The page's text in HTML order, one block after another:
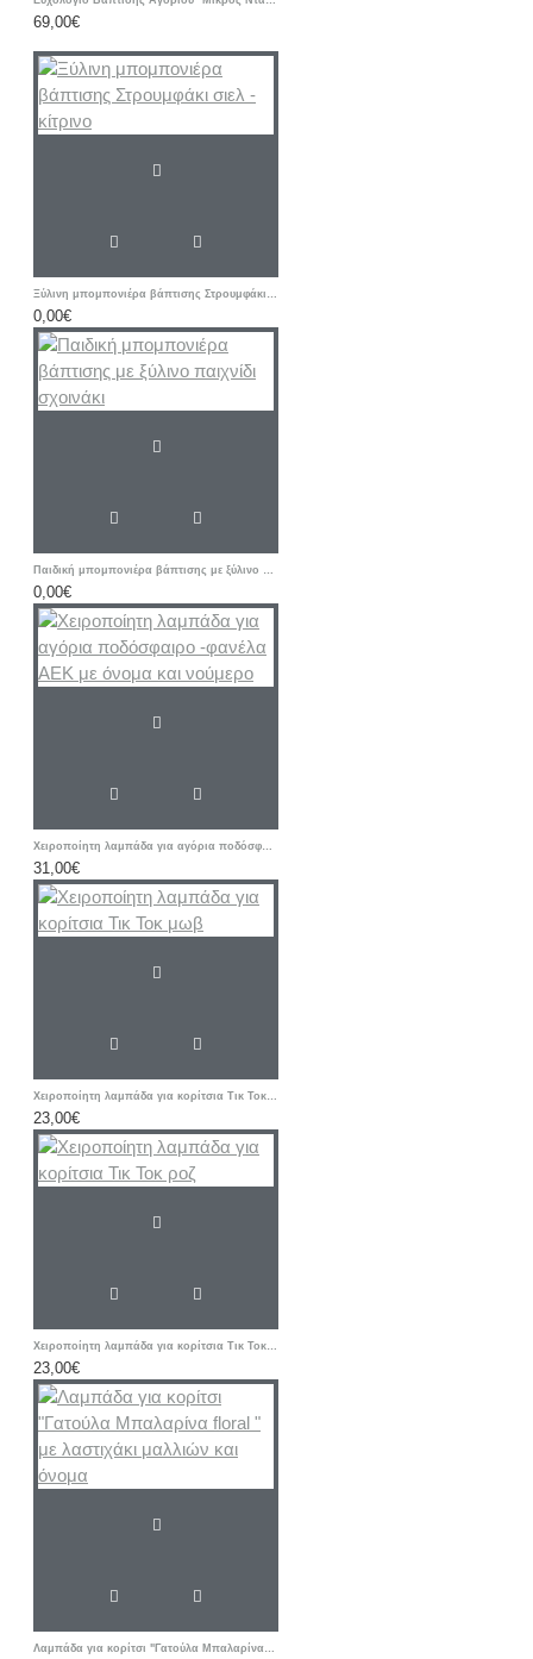
69,00€
Ξύλινη μπομπονιέρα βάπτισης Στρουμφάκι σιελ - κίτρινο
0,00€
Παιδική μπομπονιέρα βάπτισης με ξύλινο παιχνίδι σχοινάκι
0,00€
Χειροποίητη λαμπάδα για αγόρια ποδόσφαιρο -φανέλα ΑΕΚ με όνομα και νούμερο
31,00€
Χειροποίητη λαμπάδα για κορίτσια Τικ Τοκ μωβ
23,00€
Χειροποίητη λαμπάδα για κορίτσια Τικ Τοκ ροζ
23,00€
Λαμπάδα για κορίτσι "Γατούλα Μπαλαρίνα floral " με λαστιχάκι μαλλιών και όνομα